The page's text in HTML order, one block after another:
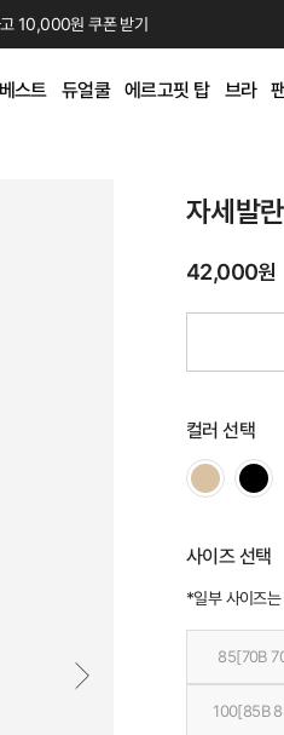
10,000원 쿠폰 받기
베스트 듀얼쿨 에르고핏 탑 브라
자세발
42,000원
컬러 선택
사이즈 선택
*일부 사이즈
85[70B
100[85B